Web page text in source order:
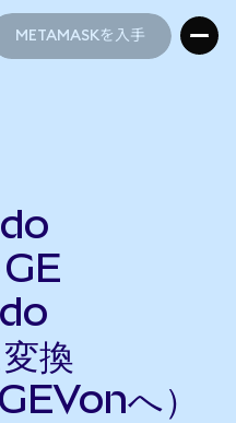
METAMASKを入手
換
へ）